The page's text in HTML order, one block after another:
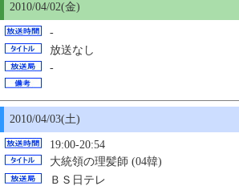
2010/04/02(金)
-
放送なし
-
2010/04/03(土)
19:00-20:54
大統領の理髪師 (04韓)
ＢＳ日テレ